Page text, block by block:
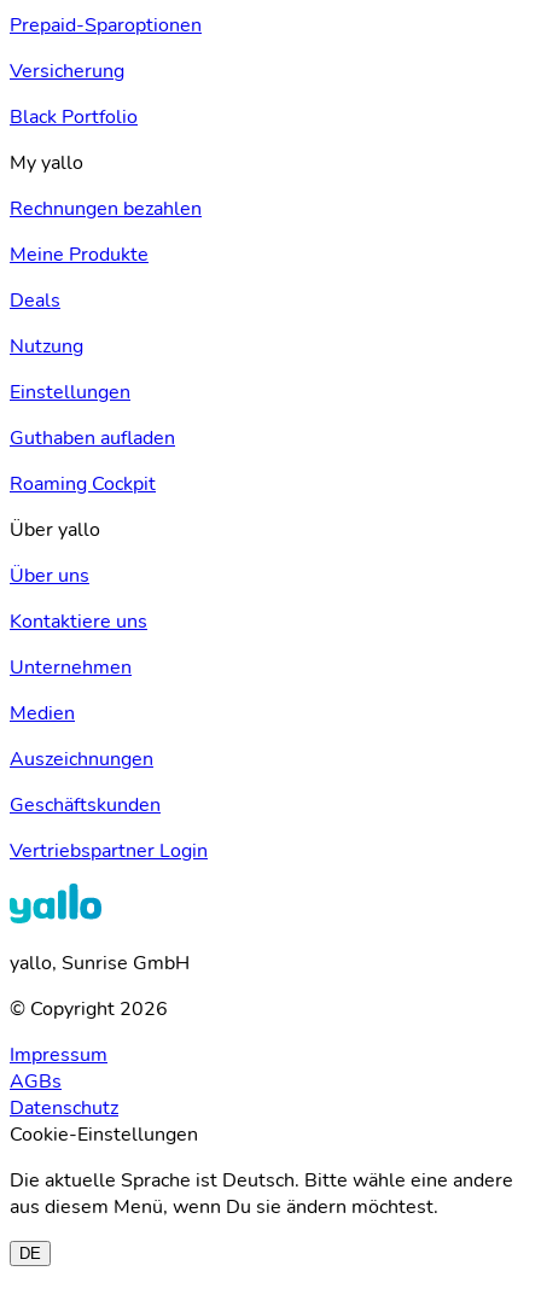
Prepaid-Sparoptionen
Versicherung
Black Portfolio
My yallo
Rechnungen bezahlen
Meine Produkte
Deals
Nutzung
Einstellungen
Guthaben aufladen
Roaming Cockpit
Über yallo
Über uns
Kontaktiere uns
Unternehmen
Medien
Auszeichnungen
Geschäftskunden
Vertriebspartner Login
yallo, Sunrise GmbH
© Copyright 2026
Impressum
AGBs
Datenschutz
Cookie-Einstellungen
Die aktuelle Sprache ist Deutsch. Bitte wähle eine andere
aus diesem Menü, wenn Du sie ändern möchtest.
DE